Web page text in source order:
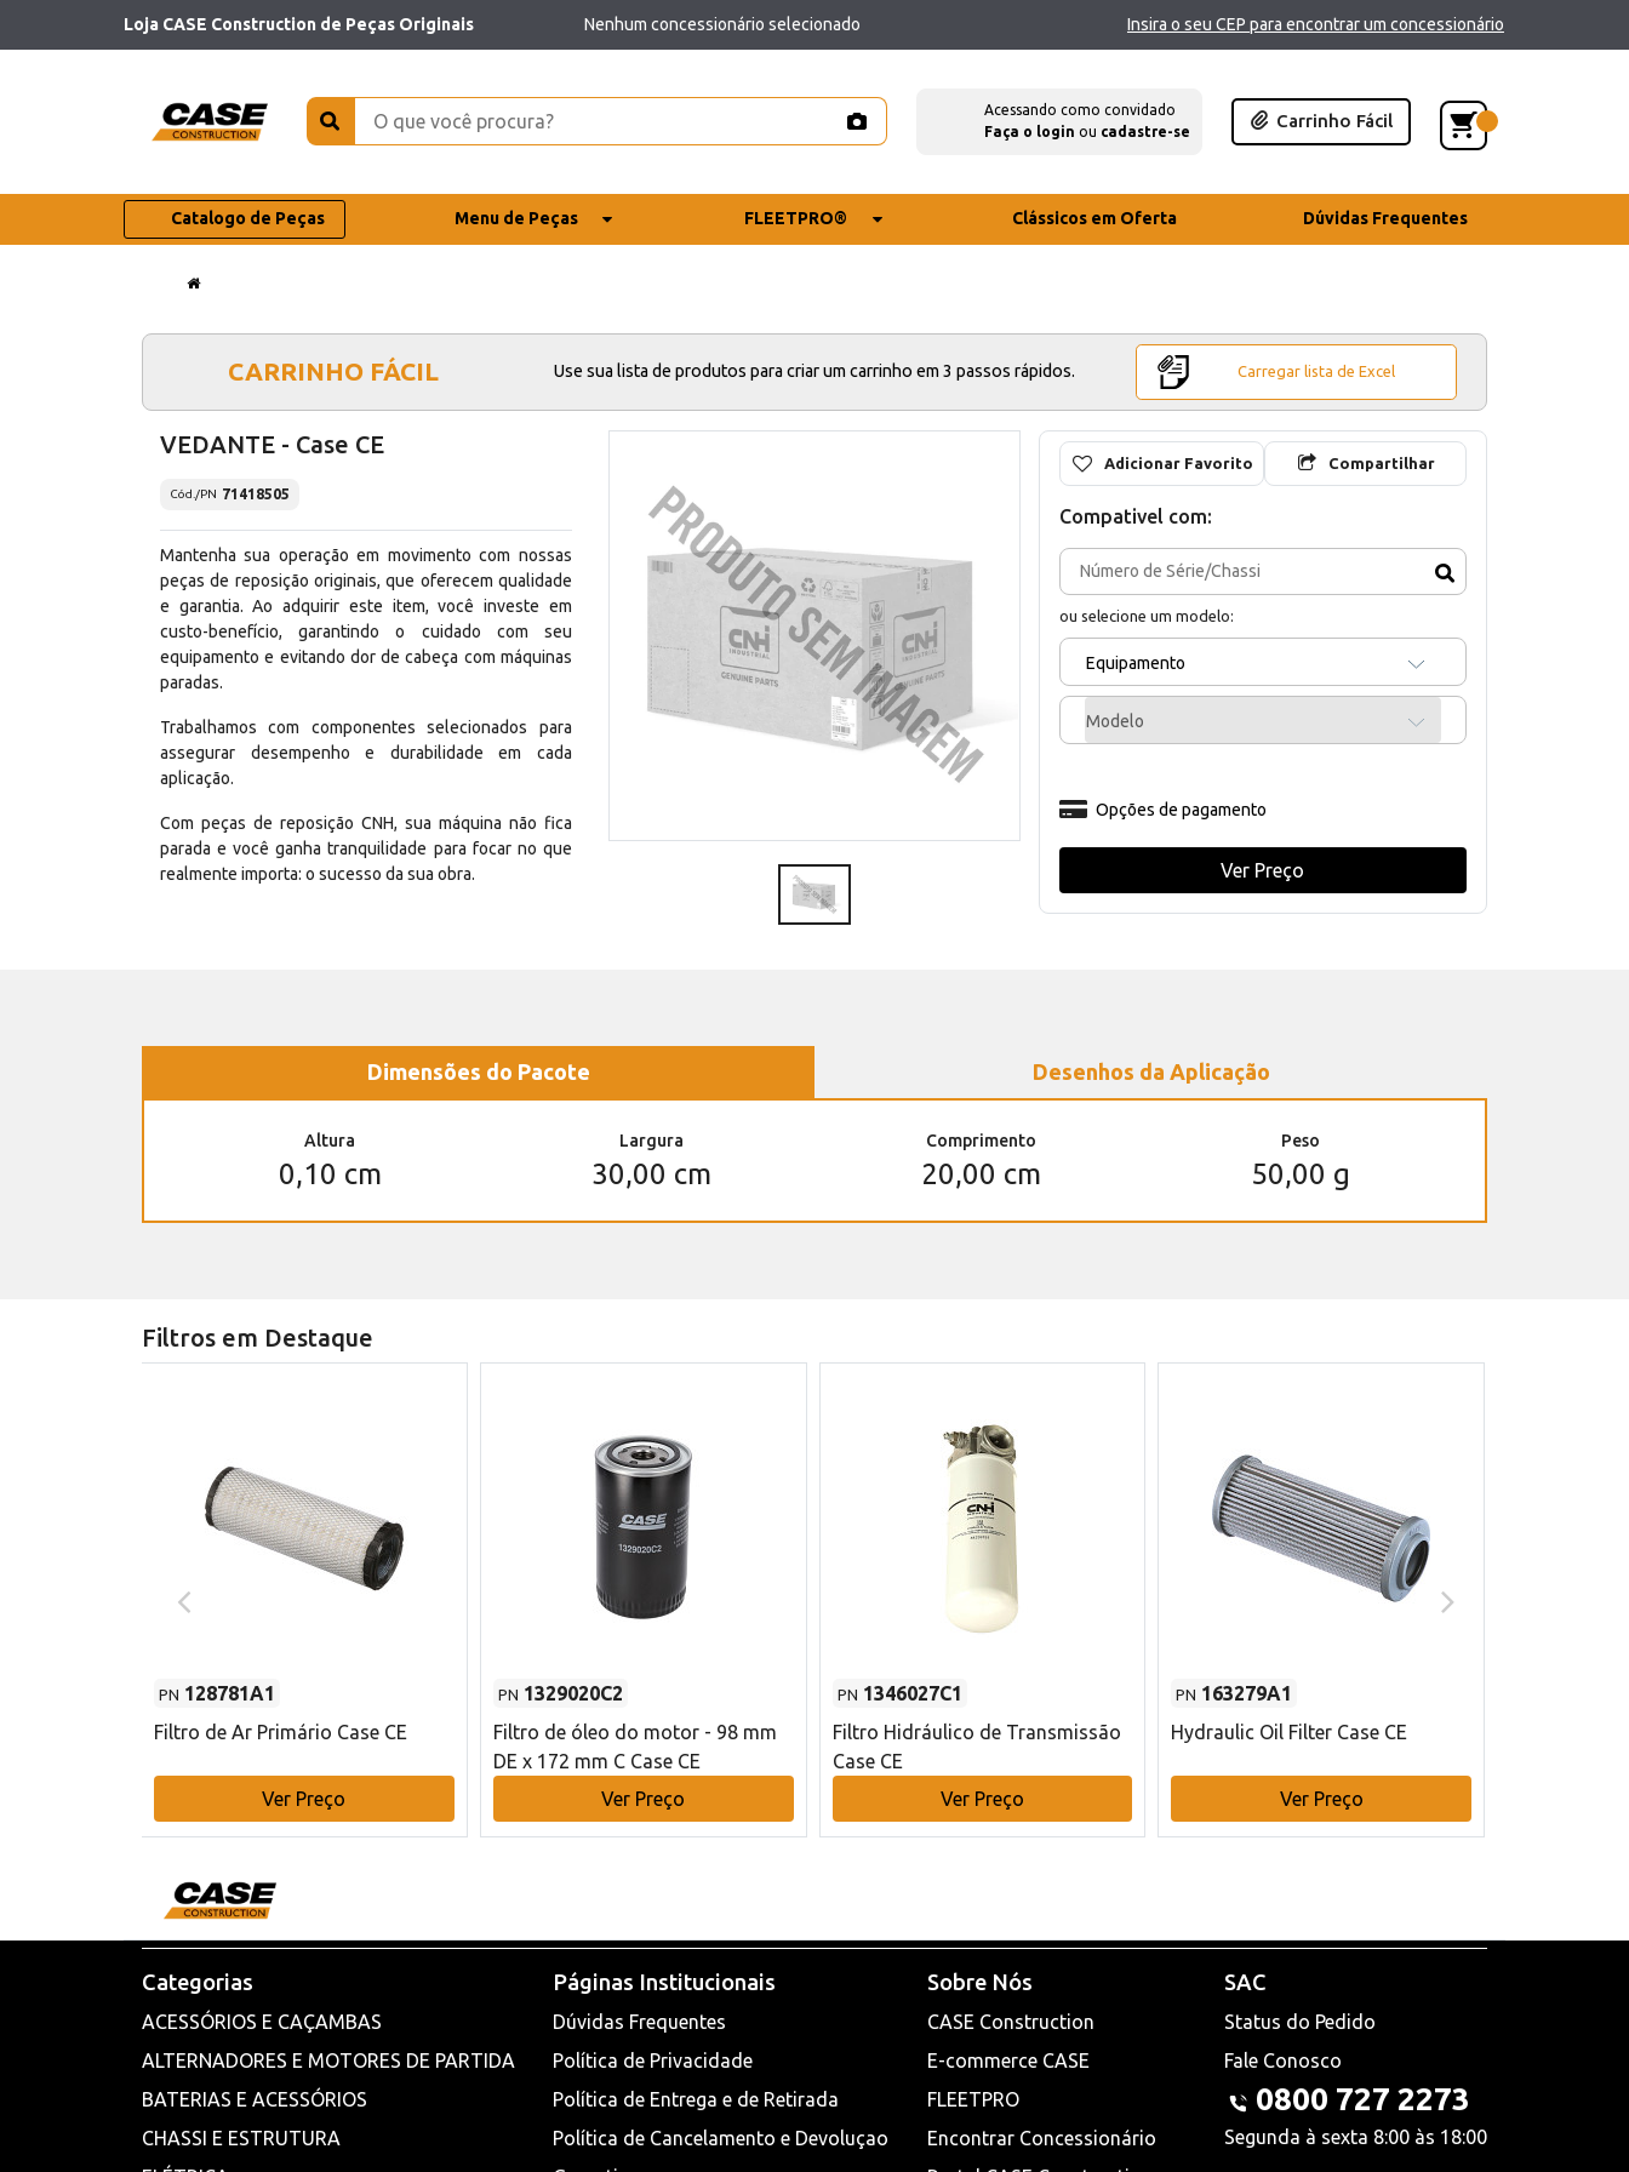
Loja CASE Construction de Peças Originais Nenhum concessionário selecionado Insira o seu CEP para encontrar um concessionário
Acessando como convidado
Faça o login ou cadastre-se
Carrinho Fácil
Catalogo de Peças Menu de Peças FLEETPRO® Clássicos em Oferta Dúvidas Frequentes
CARRINHO FÁCIL Use sua lista de produtos para criar um carrinho em 3 passos rápidos. Carregar lista de Excel
VEDANTE - Case CE
Cód./PN 71418505
Mantenha sua operação em movimento com nossas
peças de reposição originais, que oferecem qualidade
e garantia. Ao adquirir este item, você investe em
custo-benefício, garantindo o cuidado com seu
equipamento e evitando dor de cabeça com máquinas
paradas.
Trabalhamos com componentes selecionados para
assegurar desempenho e durabilidade em cada
aplicação.
Com peças de reposição CNH, sua máquina não fica
parada e você ganha tranquilidade para focar no que
realmente importa: o sucesso da sua obra.
Adicionar Favorito Compartilhar
Compativel com:
ou selecione um modelo:
Equipamento
Modelo
Opções de pagamento
Ver Preço
Dimensões do Pacote Desenhos da Aplicação
Altura
0,10 cm
Largura
30,00 cm
Comprimento
20,00 cm
Peso
50,00 g
Filtros em Destaque
PN 128781A1
Filtro de Ar Primário Case CE
Ver Preço
PN 1329020C2
Filtro de óleo do motor - 98 mm
DE x 172 mm C Case CE
Ver Preço
PN 1346027C1
Filtro Hidráulico de Transmissão
Case CE
Ver Preço
PN 163279A1
Hydraulic Oil Filter Case CE
Ver Preço
Categorias
ACESSÓRIOS E CAÇAMBAS
ALTERNADORES E MOTORES DE PARTIDA
BATERIAS E ACESSÓRIOS
CHASSI E ESTRUTURA
Páginas Institucionais
Dúvidas Frequentes
Política de Privacidade
Política de Entrega e de Retirada
Política de Cancelamento e Devoluçao
Sobre Nós
CASE Construction
E-commerce CASE
FLEETPRO
Encontrar Concessionário
SAC
Status do Pedido
Fale Conosco
0800 727 2273
Segunda à sexta 8:00 às 18:00